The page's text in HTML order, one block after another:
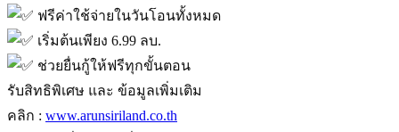
ฟรีค่าใช้จ่ายในวันโอนทั้งหมด
เริ่มต้นเพียง 6.99 ลบ.
ช่วยยื่นกู้ให้ฟรีทุกขั้นตอน
รับสิทธิพิเศษ และ ข้อมูลเพิ่มเติม
คลิก : www.arunsiriland.co.th